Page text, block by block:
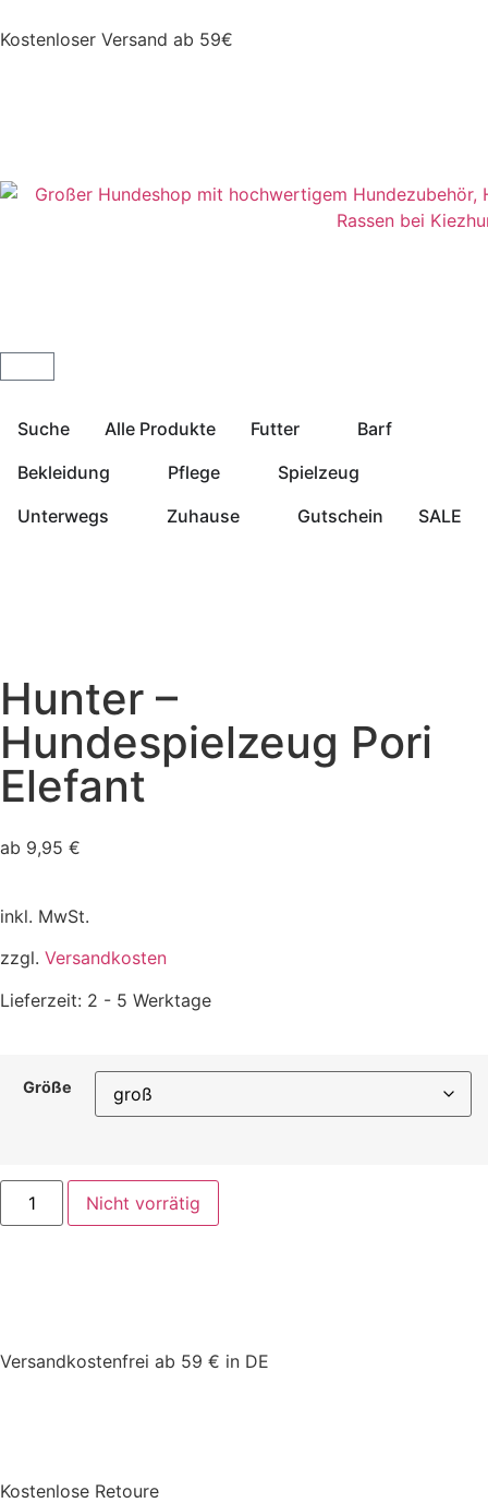
Kostenloser Versand ab 59€
Suche Alle Produkte Futter
Barf
Bekleidung
Pflege
Spielzeug
Unterwegs
Zuhause Gutschein SALE
Hunter –
Hundespielzeug Pori
Elefant
ab 9,95 €
inkl. MwSt.
zzgl. Versandkosten
Lieferzeit: 2 - 5 Werktage
Größe
Nicht vorrätig
Versandkostenfrei ab 59 € in DE
Kostenlose Retoure